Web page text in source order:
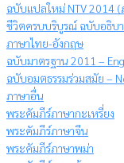
ฉบับแปลใหม่ NTV 2014 (
ชีวิตครบบริบูรณ์ ฉบับอธิบ
ภาษาไทย-อังกฤษ
ฉบับมาตรฐาน 2011 –
ฉบับอมตธรรมร่วมสมัย –
ภาษาอื่น
พระคัมภีร์ภาษากะเหรี่ยง
พระคัมภีร์ภาษาจีน
พระคัมภีร์ภาษาพม่า